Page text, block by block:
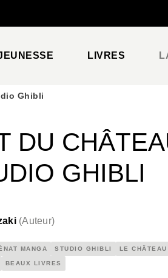
LIVRES
Ghibli
DU
GHIBLI
(Auteur)
MANGA STUDIO GHIBLI LE
BEAUX LIVRES